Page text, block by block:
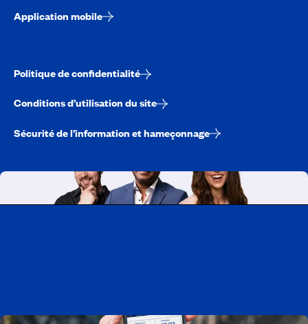
Application mobile
Politique de confidentialité
Conditions d’utilisation du site
Sécurité de l’information et hameçonnage